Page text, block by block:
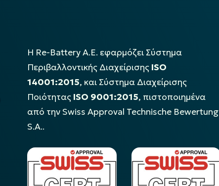
Η Re-Battery Α.Ε. εφαρμόζει Σύστημα
Περιβαλλοντικής Διαχείρισης ISO
14001:2015, και Σύστημα Διαχείρισης
Ποιότητας ISO 9001:2015, πιστοποιημένα
από την Swiss Approval Technische Bewertung
S.A..